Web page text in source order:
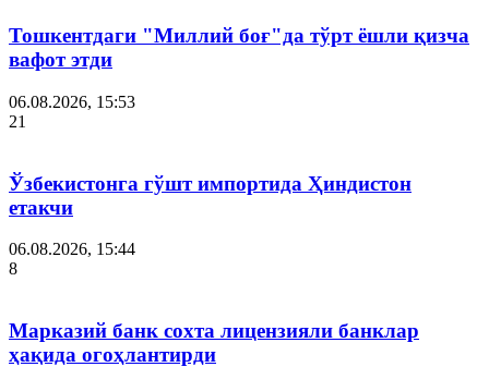
Тошкентдаги "Миллий боғ"да тўрт ёшли қизча
вафот этди
06.08.2026, 15:53
21
Ўзбекистонга гўшт импортида Ҳиндистон
етакчи
06.08.2026, 15:44
8
Марказий банк сохта лицензияли банклар
ҳақида огоҳлантирди